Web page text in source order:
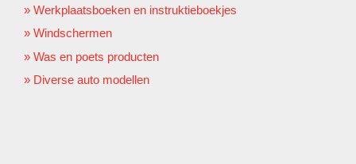
Werkplaatsboeken en instruktieboekjes
Windschermen
Was en poets producten
Diverse auto modellen